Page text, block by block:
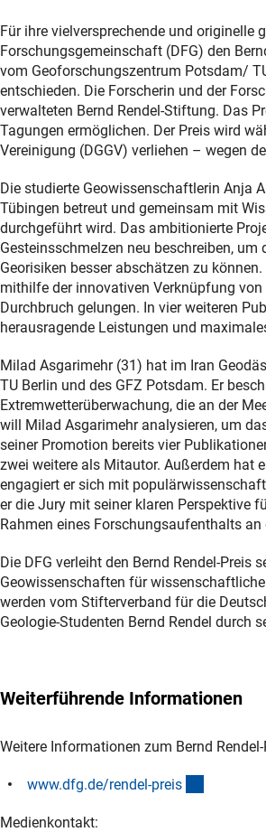
Für ihre vielversprechende und
Forschungsgemeinschaft (DFG) den
vom Geoforschungszentrum Potsdam/
entschieden. Die Forscherin und der
verwalteten Bernd Rendel-Stiftung. Das
Tagungen ermöglichen. Der Preis wird
Vereinigung (DGGV) verliehen – wegen
Die studierte Geowissenschaftlerin Anja
Tübingen betreut und gemeinsam mit
durchgeführt wird. Das ambitionierte
Gesteinsschmelzen neu beschreiben,
Georisiken besser abschätzen zu
mithilfe der innovativen Verknüpfung
Durchbruch gelungen. In vier weiteren
herausragende Leistungen und
Milad Asgarimehr (31) hat im Iran
TU Berlin und des GFZ Potsdam. Er
Extremwetterüberwachung, die an der
will Milad Asgarimehr analysieren, um
seiner Promotion bereits vier
zwei weitere als Mitautor. Außerdem hat
engagiert er sich mit
er die Jury mit seiner klaren Perspektive
Rahmen eines Forschungsaufenthalts
Die DFG verleiht den Bernd Rendel-
Geowissenschaften für
werden vom Stifterverband für die
Geologie-Studenten Bernd Rendel durch
Weiterführende Informationen
Weitere Informationen zum Bernd
www.dfg.de/rendel-preis
Medienkontakt: